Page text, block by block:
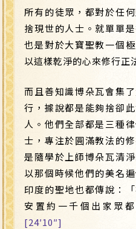
所有的徒眾，都對於任
捨現世的人士。就單單
也是對於大寶聖教一個
以這樣乾淨的心來修行正
而且善知識博朵瓦會集
行，據說都是能夠捨卻
人。他們全部都是三種
士，專注於圓滿教法的
是隨學於上師博朵瓦清
以那個時候他們的美名
印度的聖地也都傳說：
安置約一千個出家眾
[24′10″]